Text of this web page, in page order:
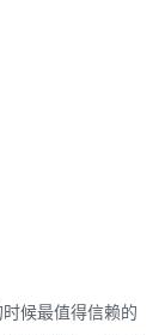
候最值得信赖的